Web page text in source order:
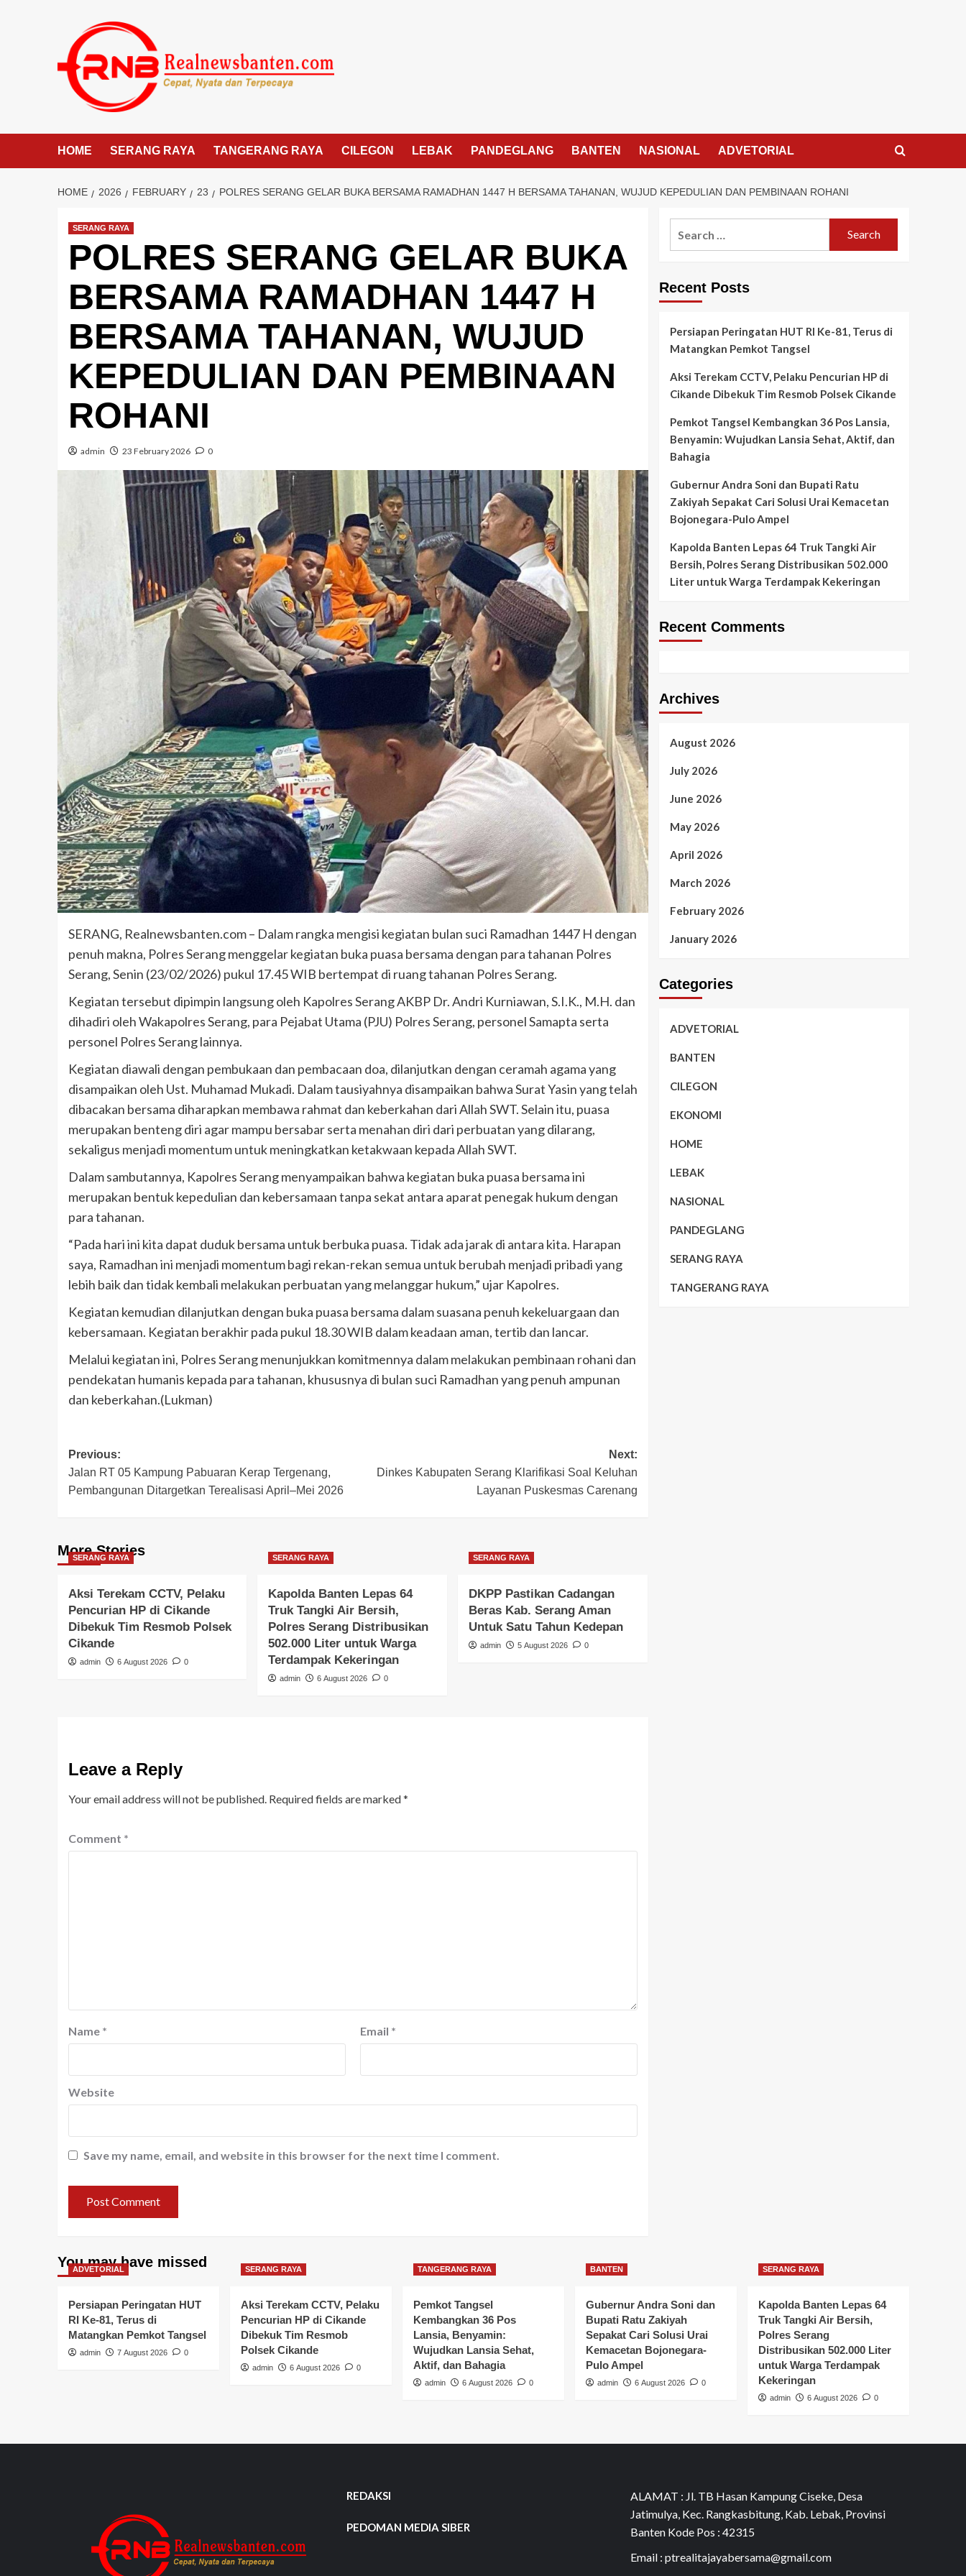
HOME SERANG RAYA TANGERANG RAYA CILEGON LEBAK PANDEGLANG BANTEN NASIONAL ADVETORIAL
HOME 2026 FEBRUARY 23 POLRES SERANG GELAR BUKA BERSAMA RAMADHAN 1447 H BERSAMA TAHANAN, WUJUD KEPEDULIAN DAN PEMBINAAN ROHANI
SERANG RAYA
POLRES SERANG GELAR BUKA
BERSAMA RAMADHAN 1447 H
BERSAMA TAHANAN, WUJUD
KEPEDULIAN DAN PEMBINAAN
ROHANI
admin 23 February 2026 0
SERANG, Realnewsbanten.com – Dalam rangka mengisi kegiatan bulan suci Ramadhan 1447 H dengan
penuh makna, Polres Serang menggelar kegiatan buka puasa bersama dengan para tahanan Polres
Serang, Senin (23/02/2026) pukul 17.45 WIB bertempat di ruang tahanan Polres Serang.
Kegiatan tersebut dipimpin langsung oleh Kapolres Serang AKBP Dr. Andri Kurniawan, S.I.K., M.H. dan
dihadiri oleh Wakapolres Serang, para Pejabat Utama (PJU) Polres Serang, personel Samapta serta
personel Polres Serang lainnya.
Kegiatan diawali dengan pembukaan dan pembacaan doa, dilanjutkan dengan ceramah agama yang
disampaikan oleh Ust. Muhamad Mukadi. Dalam tausiyahnya disampaikan bahwa Surat Yasin yang telah
dibacakan bersama diharapkan membawa rahmat dan keberkahan dari Allah SWT. Selain itu, puasa
merupakan benteng diri agar mampu bersabar serta menahan diri dari perbuatan yang dilarang,
sekaligus menjadi momentum untuk meningkatkan ketakwaan kepada Allah SWT.
Dalam sambutannya, Kapolres Serang menyampaikan bahwa kegiatan buka puasa bersama ini
merupakan bentuk kepedulian dan kebersamaan tanpa sekat antara aparat penegak hukum dengan
para tahanan.
“Pada hari ini kita dapat duduk bersama untuk berbuka puasa. Tidak ada jarak di antara kita. Harapan
saya, Ramadhan ini menjadi momentum bagi rekan-rekan semua untuk berubah menjadi pribadi yang
lebih baik dan tidak kembali melakukan perbuatan yang melanggar hukum,” ujar Kapolres.
Kegiatan kemudian dilanjutkan dengan buka puasa bersama dalam suasana penuh kekeluargaan dan
kebersamaan. Kegiatan berakhir pada pukul 18.30 WIB dalam keadaan aman, tertib dan lancar.
Melalui kegiatan ini, Polres Serang menunjukkan komitmennya dalam melakukan pembinaan rohani dan
pendekatan humanis kepada para tahanan, khususnya di bulan suci Ramadhan yang penuh ampunan
dan keberkahan.(Lukman)
Post
navigation
Previous:
Jalan RT 05 Kampung Pabuaran Kerap Tergenang,
Pembangunan Ditargetkan Terealisasi April–Mei 2026
Next:
Dinkes Kabupaten Serang Klarifikasi Soal Keluhan
Layanan Puskesmas Carenang
More Stories
SERANG RAYA
Aksi Terekam CCTV, Pelaku
Pencurian HP di Cikande
Dibekuk Tim Resmob Polsek
Cikande
admin 6 August 2026 0
SERANG RAYA
Kapolda Banten Lepas 64
Truk Tangki Air Bersih,
Polres Serang Distribusikan
502.000 Liter untuk Warga
Terdampak Kekeringan
admin 6 August 2026 0
SERANG RAYA
DKPP Pastikan Cadangan
Beras Kab. Serang Aman
Untuk Satu Tahun Kedepan
admin 5 August 2026 0
Leave a Reply
Your email address will not be published. Required fields are marked*
Comment *
Name * Email *
Website
Save my name, email, and website in this browser for the next time I comment.
Recent Posts
Persiapan Peringatan HUT RI Ke-81, Terus di
Matangkan Pemkot Tangsel
Aksi Terekam CCTV, Pelaku Pencurian HP di
Cikande Dibekuk Tim Resmob Polsek Cikande
Pemkot Tangsel Kembangkan 36 Pos Lansia,
Benyamin: Wujudkan Lansia Sehat, Aktif, dan
Bahagia
Gubernur Andra Soni dan Bupati Ratu
Zakiyah Sepakat Cari Solusi Urai Kemacetan
Bojonegara-Pulo Ampel
Kapolda Banten Lepas 64 Truk Tangki Air
Bersih, Polres Serang Distribusikan 502.000
Liter untuk Warga Terdampak Kekeringan
Recent Comments
Archives
August 2026
July 2026
June 2026
May 2026
April 2026
March 2026
February 2026
January 2026
Categories
ADVETORIAL
BANTEN
CILEGON
EKONOMI
HOME
LEBAK
NASIONAL
PANDEGLANG
SERANG RAYA
TANGERANG RAYA
You may have missed
ADVETORIAL
Persiapan Peringatan HUT
RI Ke-81, Terus di
Matangkan Pemkot Tangsel
admin 7 August 2026 0
SERANG RAYA
Aksi Terekam CCTV, Pelaku
Pencurian HP di Cikande
Dibekuk Tim Resmob
Polsek Cikande
admin 6 August 2026 0
TANGERANG RAYA
Pemkot Tangsel
Kembangkan 36 Pos
Lansia, Benyamin:
Wujudkan Lansia Sehat,
Aktif, dan Bahagia
admin 6 August 2026 0
BANTEN
Gubernur Andra Soni dan
Bupati Ratu Zakiyah
Sepakat Cari Solusi Urai
Kemacetan Bojonegara-
Pulo Ampel
admin 6 August 2026 0
SERANG RAYA
Kapolda Banten Lepas 64
Truk Tangki Air Bersih,
Polres Serang
Distribusikan 502.000 Liter
untuk Warga Terdampak
Kekeringan
admin 6 August 2026 0
REDAKSI
PEDOMAN MEDIA SIBER
ALAMAT : Jl. TB Hasan Kampung Ciseke, Desa
Jatimulya, Kec. Rangkasbitung, Kab. Lebak, Provinsi
Banten Kode Pos : 42315
Email : ptrealitajayabersama@gmail.com